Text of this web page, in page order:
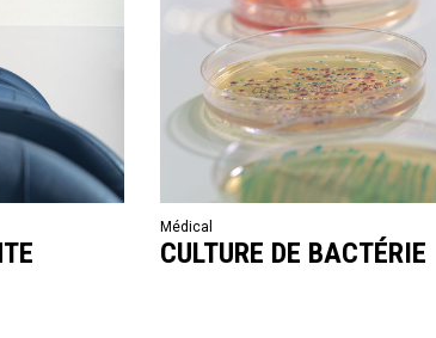
Médical
CULTURE DE BACTÉRIE